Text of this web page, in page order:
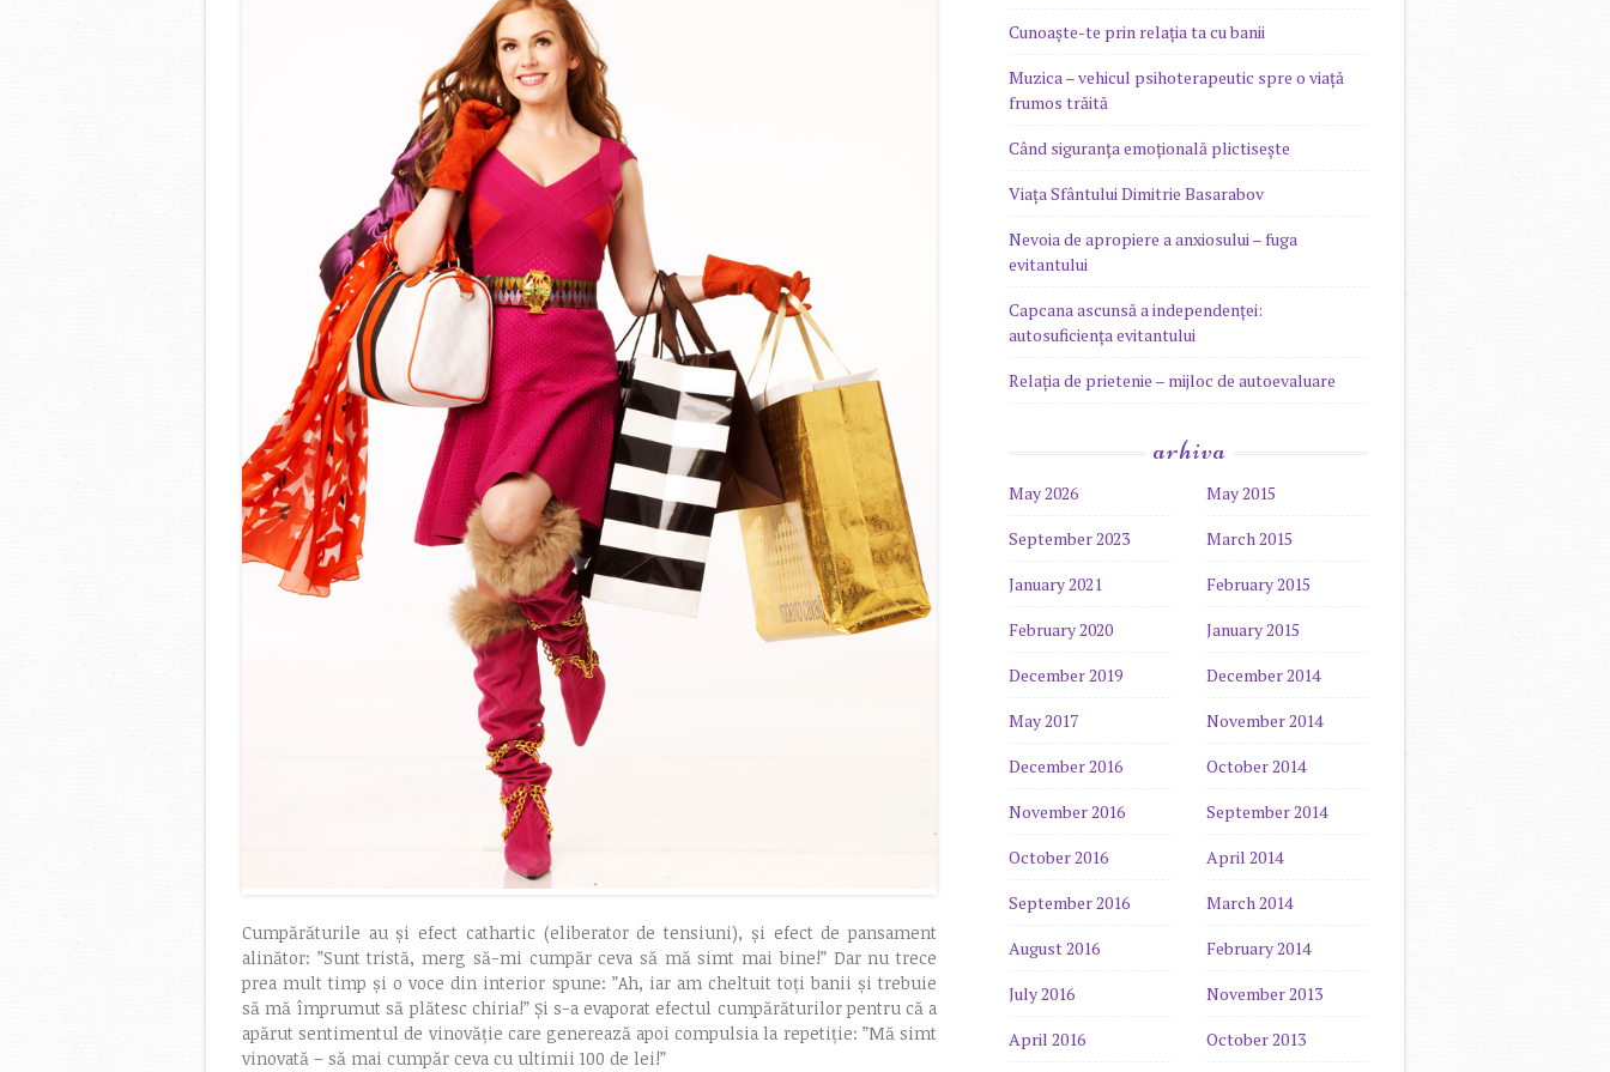
Cumpărăturile au și efect cathartic (eliberator de tensiuni), și efect de pansament
alinător: ”Sunt tristă, merg să-mi cumpăr ceva să mă simt mai bine!” Dar nu trece
prea mult timp și o voce din interior spune: ”Ah, iar am cheltuit toți banii și trebuie
să mă împrumut să plătesc chiria!” Și s-a evaporat efectul cumpărăturilor pentru că a
apărut sentimentul de vinovăție care generează apoi compulsia la repetiție: ”Mă simt
vinovată – să mai cumpăr ceva cu ultimii 100 de lei!”
Cunoaște-te prin relația ta cu banii
Muzica – vehicul psihoterapeutic spre o viață
frumos trăită
Când siguranța emoțională plictisește
Viața Sfântului Dimitrie Basarabov
Nevoia de apropiere a anxiosului – fuga
evitantului
Capcana ascunsă a independenței:
autosuficiența evitantului
Relația de prietenie – mijloc de autoevaluare
arhiva
May 2026
September 2023
January 2021
February 2020
December 2019
May 2017
December 2016
November 2016
October 2016
September 2016
August 2016
July 2016
April 2016
May 2015
March 2015
February 2015
January 2015
December 2014
November 2014
October 2014
September 2014
April 2014
March 2014
February 2014
November 2013
October 2013